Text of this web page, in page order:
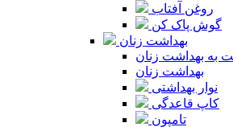
روغن آفتاب
گوش پاک کن
بهداشت زنان
به بهداشت زنان
بهداشت زنان
نوار بهداشتی
کاپ قاعدگی
تامپون